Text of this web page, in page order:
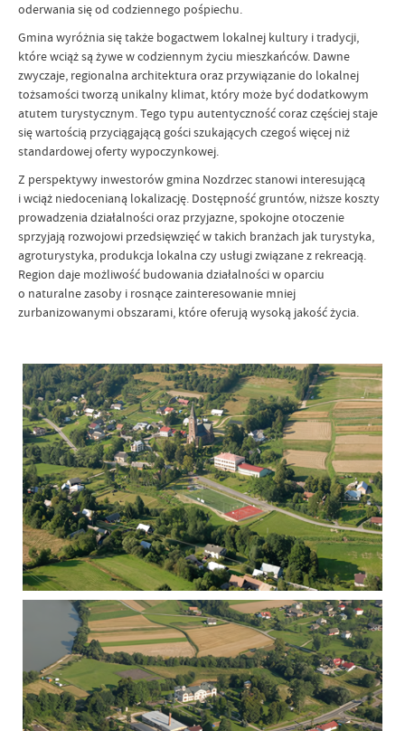
oderwania się od codziennego pośpiechu.
Gmina wyróżnia się także bogactwem lokalnej kultury i tradycji,
które wciąż są żywe w codziennym życiu mieszkańców. Dawne
zwyczaje, regionalna architektura oraz przywiązanie do lokalnej
tożsamości tworzą unikalny klimat, który może być dodatkowym
atutem turystycznym. Tego typu autentyczność coraz częściej staje
się wartością przyciągającą gości szukających czegoś więcej niż
standardowej oferty wypoczynkowej.
Z perspektywy inwestorów gmina Nozdrzec stanowi interesującą
i wciąż niedocenianą lokalizację. Dostępność gruntów, niższe koszty
prowadzenia działalności oraz przyjazne, spokojne otoczenie
sprzyjają rozwojowi przedsięwzięć w takich branżach jak turystyka,
agroturystyka, produkcja lokalna czy usługi związane z rekreacją.
Region daje możliwość budowania działalności w oparciu
o naturalne zasoby i rosnące zainteresowanie mniej
zurbanizowanymi obszarami, które oferują wysoką jakość życia.